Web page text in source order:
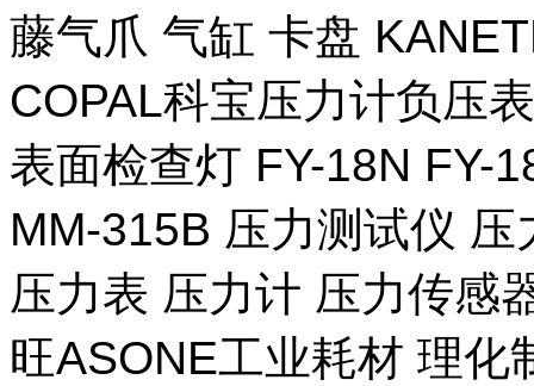
藤气爪 气缸 卡盘
COPAL科宝压力计负压
表面检查灯 FY-18N FY-
MM-315B 压力测试仪
压力表 压力计 压力传感
旺ASONE工业耗材 理化